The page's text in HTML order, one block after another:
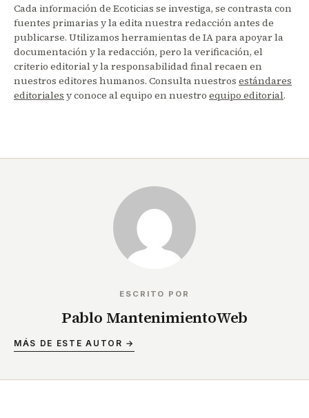
Cada información de Ecoticias se investiga, se contrasta con
fuentes primarias y la edita nuestra redacción antes de
publicarse. Utilizamos herramientas de IA para apoyar la
documentación y la redacción, pero la verificación, el
criterio editorial y la responsabilidad final recaen en
nuestros editores humanos. Consulta nuestros estándares
editoriales y conoce al equipo en nuestro equipo editorial.
ESCRITO POR
Pablo MantenimientoWeb
MÁS DE ESTE AUTOR →